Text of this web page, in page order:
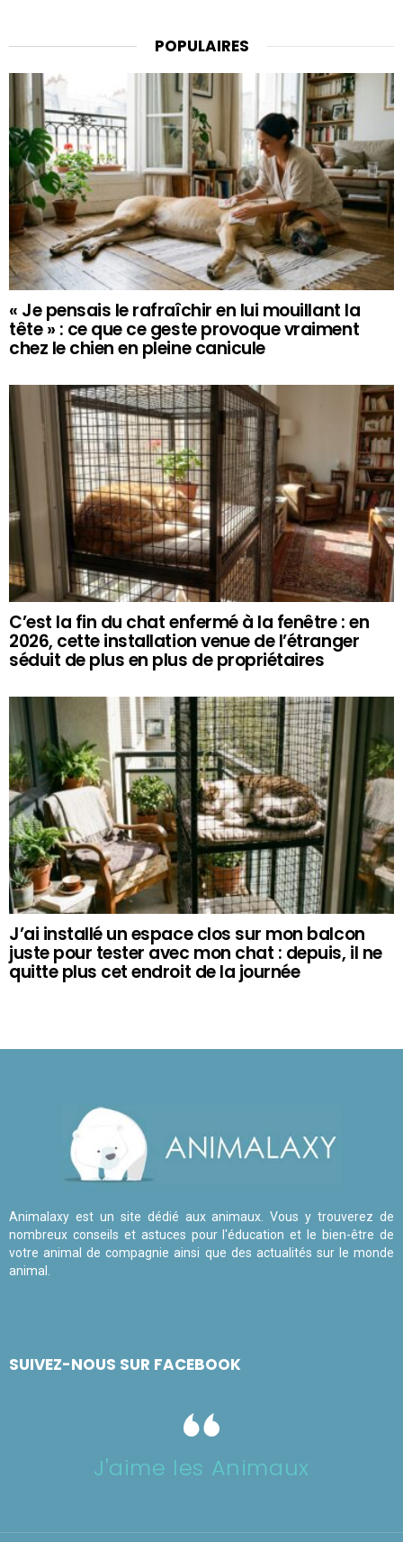
POPULAIRES
« Je pensais le rafraîchir en lui mouillant la
tête » : ce que ce geste provoque vraiment
chez le chien en pleine canicule
C’est la fin du chat enfermé à la fenêtre : en
2026, cette installation venue de l’étranger
séduit de plus en plus de propriétaires
J’ai installé un espace clos sur mon balcon
juste pour tester avec mon chat : depuis, il ne
quitte plus cet endroit de la journée
Animalaxy est un site dédié aux animaux. Vous y trouverez de
nombreux conseils et astuces pour l'éducation et le bien-être de
votre animal de compagnie ainsi que des actualités sur le monde
animal.
SUIVEZ-NOUS SUR FACEBOOK
J'aime les Animaux